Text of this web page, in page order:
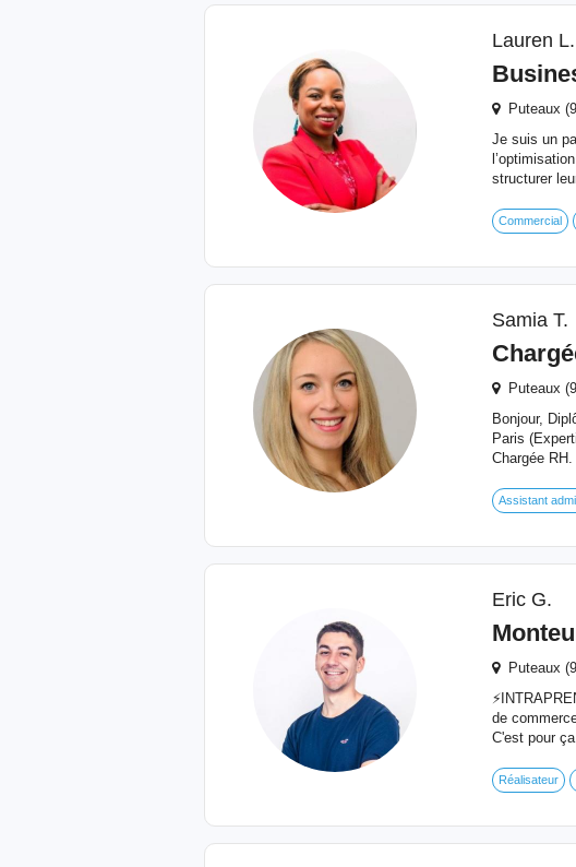
Lauren L.
Puteaux
Je suis un
structurer
Commercial
Samia T.
Puteaux
Bonjour,
Paris
Chargée
Assistant
Eric G.
Puteaux
de
C'est pour
Réalisateur